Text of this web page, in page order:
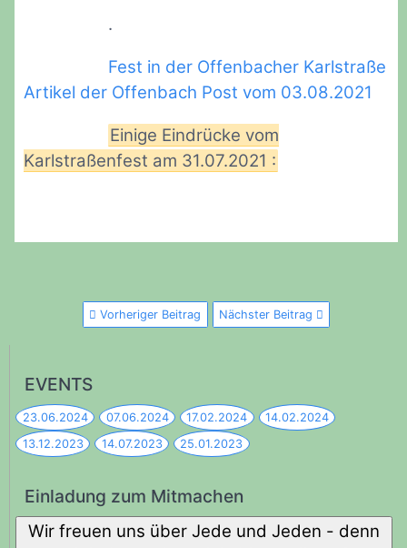
.
Fest in der Offenbacher Karlstraße
Artikel der Offenbach Post vom 03.08.2021
Einige Eindrücke vom
Karlstraßenfest am 31.07.2021 :
Vorheriger Beitrag Nächster Beitrag
EVENTS
23.06.2024 07.06.2024 17.02.2024 14.02.2024
13.12.2023 14.07.2023 25.01.2023
Einladung zum Mitmachen
Wir freuen uns über Jede und Jeden - denn